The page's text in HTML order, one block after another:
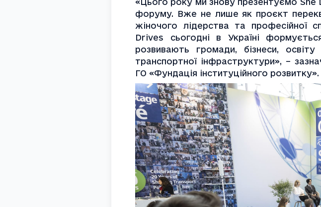
форуму. Вже не лише як проєкт
жіночого лідерства та професійної
Drives сьогодні в Україні
розвивають громади, бізнеси,
транспортної інфраструктури», –
ГО «Фундація інституційного розвитку».